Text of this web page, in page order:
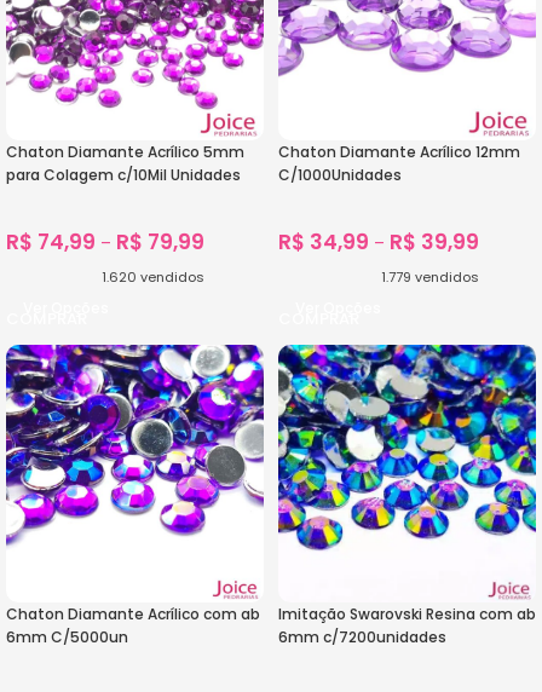
Chaton Diamante Acrílico 5mm
para Colagem c/10Mil Unidades
R$ 74,99 – R$ 79,99
1.620 vendidos
Chaton Diamante Acrílico 12mm
C/1000Unidades
R$ 34,99 – R$ 39,99
1.779 vendidos
Chaton Diamante Acrílico com ab
6mm C/5000un
Imitação Swarovski Resina com ab
6mm c/7200unidades